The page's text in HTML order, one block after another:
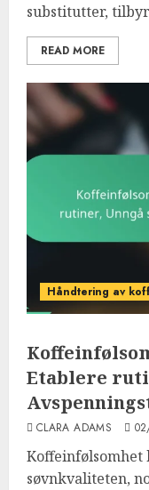
substitutter,
READ MORE
Håndtering av
Etablere
CLARA ADAMS
søvnkvaliteten,